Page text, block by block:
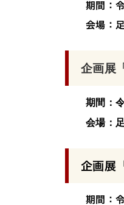
期間：
会場：
企画展
期間：
会場：
企画展
期間：